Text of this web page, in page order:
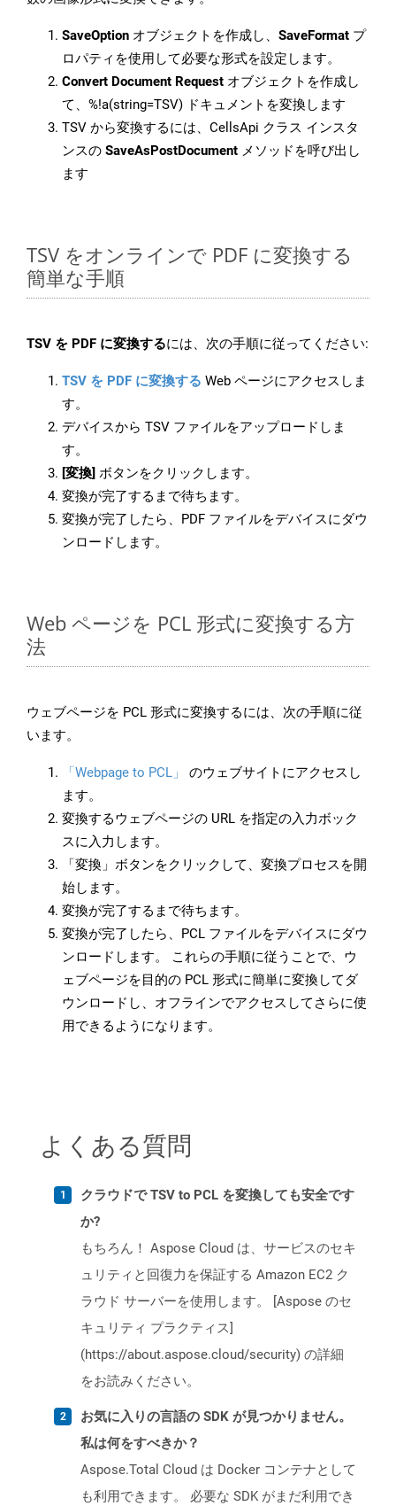
SaveOption オブジェクトを作成し、 SaveFormat プ
ロパティを使用して必要な形式を設定します。
Convert Document Request オブジェクトを作成し
て、%!a(string=TSV) ドキュメントを変換します
TSV から変換するには、CellsApi クラス インスタ
ンスの SaveAsPostDocument メソッドを呼び出し
ます
TSV をオンラインで PDF に変換する
簡単な手順
TSV を PDF に変換するには、次の手順に従ってください:
TSV を PDF に変換する Web ページにアクセスしま
す。
デバイスから TSV ファイルをアップロードしま
す。
[変換] ボタンをクリックします。
変換が完了するまで待ちます。
変換が完了したら、PDF ファイルをデバイスにダウ
ンロードします。
Web ページを PCL 形式に変換する方
法
ウェブページを PCL 形式に変換するには、次の手順に従
います。
「Webpage to PCL」
のウェブサイトにアクセスし
ます。
変換するウェブページの URL を指定の入力ボック
スに入力します。
「変換」ボタンをクリックして、変換プロセスを開
始します。
変換が完了するまで待ちます。
変換が完了したら、PCL ファイルをデバイスにダウ
ンロードします。 これらの手順に従うことで、ウ
ェブページを目的の PCL 形式に簡単に変換してダ
ウンロードし、オフラインでアクセスしてさらに使
用できるようになります。
よくある質問
クラウドで TSV to PCL を変換しても安全です
か?
もちろん！ Aspose Cloud は、サービスのセキ
ュリティと回復力を保証する Amazon EC2 ク
ラウド サーバーを使用します。 [Aspose のセ
キュリティ プラクティス]
(https://about.aspose.cloud/security) の詳細
をお読みください。
お気に入りの言語の SDK が見つかりません。
私は何をすべきか？
Aspose.Total Cloud は Docker コンテナとして
も利用できます。 必要な SDK がまだ利用でき